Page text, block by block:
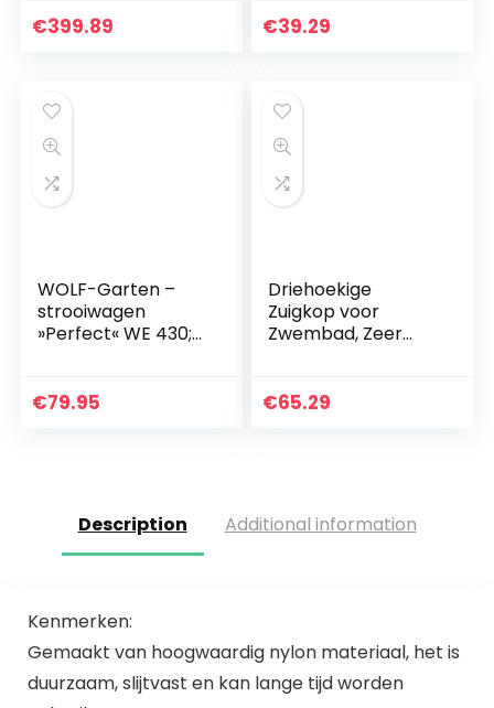
€399.89
trole Checker Test
€39.29
WOLF-Garten –
strooiwagen
»Perfect« WE 430;
€79.95
Driehoekige
Zuigkop voor
Zwembad, Zeer
Zuigkop voor
€65.29
Description Additional information
Kenmerken:
Gemaakt van hoogwaardig nylon materiaal, het is
duurzaam, slijtvast en kan lange tijd worden